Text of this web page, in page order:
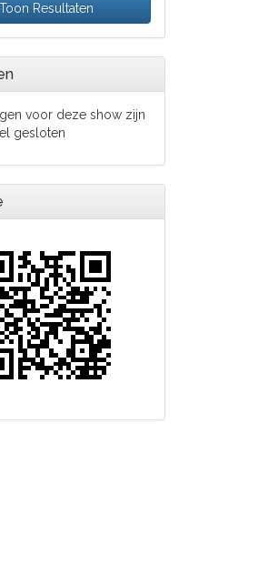
Toon Resultaten
voor deze show zijn
gesloten